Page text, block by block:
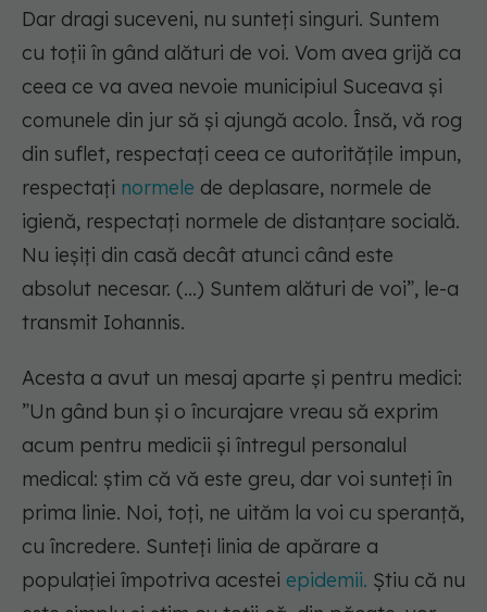
Dar dragi suceveni, nu sunteți singuri. Suntem
cu toții în gând alături de voi. Vom avea grijă ca
ceea ce va avea nevoie municipiul Suceava și
comunele din jur să și ajungă acolo. Însă, vă rog
din suflet, respectați ceea ce autoritățile impun,
respectați normele de deplasare, normele de
igienă, respectați normele de distanțare socială.
Nu ieșiți din casă decât atunci când este
absolut necesar. (...) Suntem alături de voi”, le-a
transmit Iohannis.
Acesta a avut un mesaj aparte și pentru medici:
”Un gând bun și o încurajare vreau să exprim
acum pentru medicii și întregul personalul
medical: știm că vă este greu, dar voi sunteți în
prima linie. Noi, toți, ne uităm la voi cu speranță,
cu încredere. Sunteți linia de apărare a
populației împotriva acestei epidemii. Știu că nu